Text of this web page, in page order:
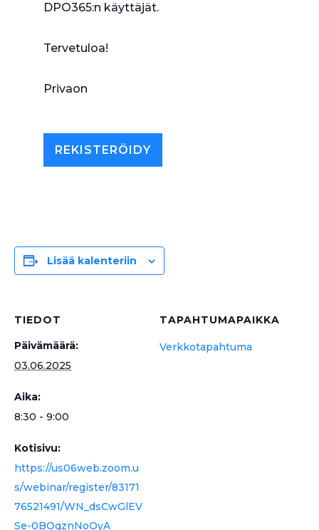
DPO365:n käyttäjät.
Tervetuloa!
Privaon
REKISTERÖIDY
Lisää kalenteriin
TIEDOT
Päivämäärä:
03.06.2025
Aika:
8:30 - 9:00
Kotisivu:
https://us06web.zoom.u
s/webinar/register/83171
76521491/WN_dsCwGlEV
Se-0BOqznNoOyA
TAPAHTUMAPAIKKA
Verkkotapahtuma